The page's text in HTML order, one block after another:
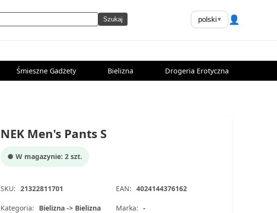
Szukaj polski▾ 👤
Śmieszne Gadżety Bielizna Drogeria Erotyczna
NEK Men's Pants S
● W magazynie: 2 szt.
SKU: 21322811701 EAN: 4024144376162
Kategoria:
Bielizna -> Bielizna
Marka: -